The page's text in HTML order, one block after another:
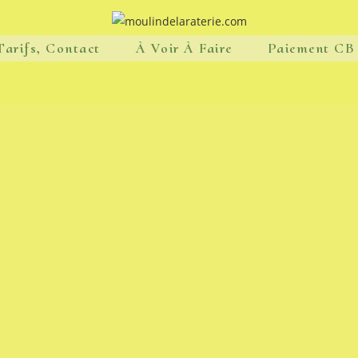
Contact À Voir À Faire Paiement CB